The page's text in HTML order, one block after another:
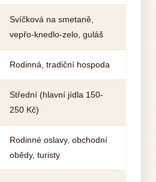
Svíčková na smetaně,
vepřo-knedlo-zelo, guláš
Rodinná, tradiční hospoda
Střední (hlavní jídla 150-
250 Kč)
Rodinné oslavy, obchodní
obědy, turisty